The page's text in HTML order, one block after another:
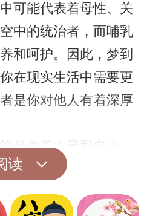
可能代表着母性、关
中的统治者，而哺乳
和呵护。因此，梦到
在现实生活中需要更
是你对他人有着深厚
代表着力量和自由。
人一种强大和自由的
能意味着你渴望在生
读